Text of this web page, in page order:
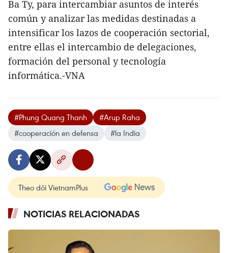
Ba Ty, para intercambiar asuntos de interés
común y analizar las medidas destinadas a
intensificar los lazos de cooperación sectorial,
entre ellas el intercambio de delegaciones,
formación del personal y tecnología
informática.-VNA
#Phung Quang Thanh
#Arup Raha
#cooperación en defensa
#la India
Theo dõi VietnamPlus
NOTICIAS RELACIONADAS